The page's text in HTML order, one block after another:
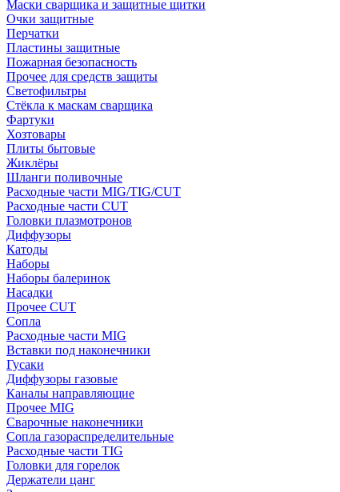
Маски сварщика и защитные щитки
Очки защитные
Перчатки
Пластины защитные
Пожарная безопасность
Прочее для средств защиты
Светофильтры
Стёкла к маскам сварщика
Фартуки
Хозтовары
Плиты бытовые
Жиклёры
Шланги поливочные
Расходные части MIG/TIG/CUT
Расходные части CUT
Головки плазмотронов
Диффузоры
Катоды
Наборы
Наборы балеринок
Насадки
Прочее CUT
Сопла
Расходные части MIG
Вставки под наконечники
Гусаки
Диффузоры газовые
Каналы направляющие
Прочее MIG
Сварочные наконечники
Сопла газораспределительные
Расходные части TIG
Головки для горелок
Держатели цанг